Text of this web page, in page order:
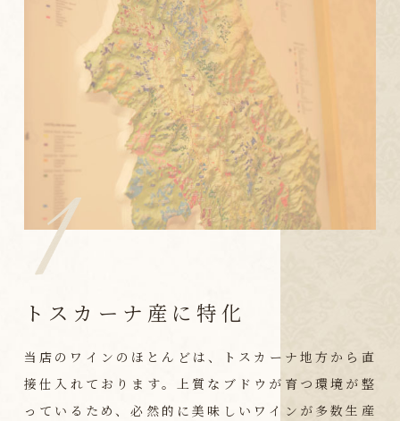
トスカーナ産に特化
当店のワインのほとんどは、トスカーナ地方から直
接仕入れております。上質なブドウが育つ環境が整
っているため、必然的に美味しいワインが多数生産